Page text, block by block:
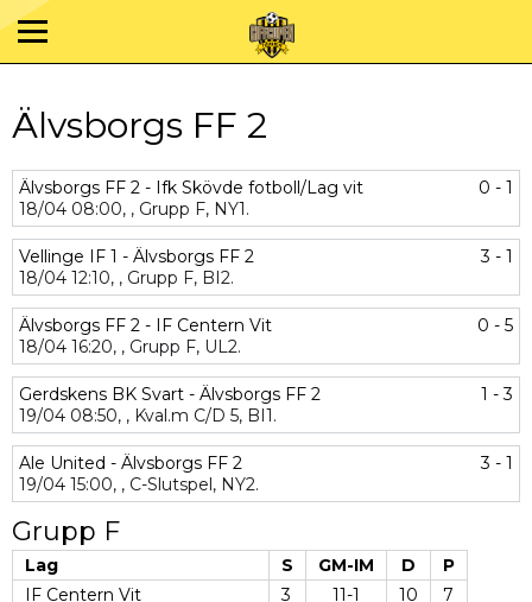
Älvsborgs FF 2
Älvsborgs FF 2 - Ifk Skövde fotboll/Lag vit
0 - 1
18/04 08:00, , Grupp F, NY1.
Vellinge IF 1 - Älvsborgs FF 2
3 - 1
18/04 12:10, , Grupp F, BI2.
Älvsborgs FF 2 - IF Centern Vit
0 - 5
18/04 16:20, , Grupp F, UL2.
Gerdskens BK Svart - Älvsborgs FF 2
1 - 3
19/04 08:50, , Kval.m C/D 5, BI1.
Ale United - Älvsborgs FF 2
3 - 1
19/04 15:00, , C-Slutspel, NY2.
Grupp F
Lag S GM-IM D
P
IF Centern Vit
3 11-1 10
7